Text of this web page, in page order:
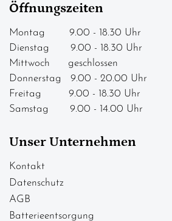
Öffnungszeiten
Montag 9.00 - 18.30 Uhr
Dienstag 9.00 - 18.30 Uhr
Mittwoch geschlossen
Donnerstag 9.00 - 20.00 Uhr
Freitag 9.00 - 18.30 Uhr
Samstag 9.00 - 14.00 Uhr
Unser Unternehmen
Kontakt
Datenschutz
AGB
Batterieentsorgung